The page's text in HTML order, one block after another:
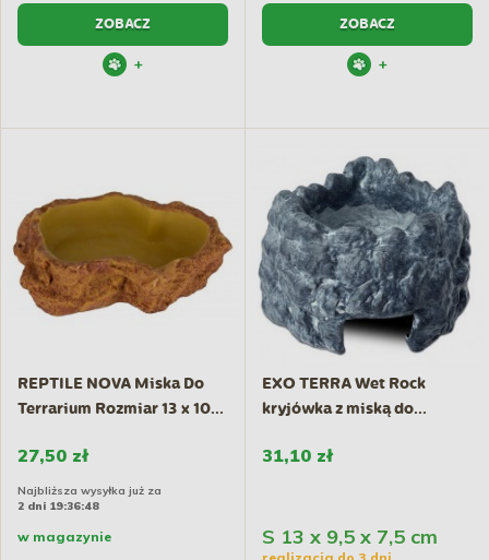
ZOBACZ
+
ZOBACZ
+
REPTILE NOVA Miska Do
Terrarium Rozmiar 13 x 10...
27,50 zł
Najbliższa wysyłka już za
2 dni 19:36:47
w magazynie
EXO TERRA Wet Rock
kryjówka z miską do...
31,10 zł
S 13 x 9,5 x 7,5 cm